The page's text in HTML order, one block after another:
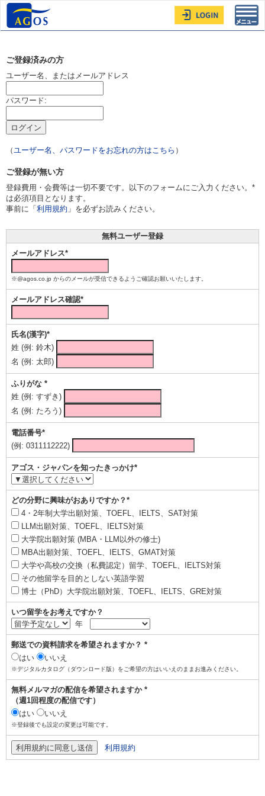
ご登録済みの方
ユーザー名、またはメールアドレス
パスワード:
（ユーザー名、パスワードをお忘れの方はこちら ）
ご登録が無い方
登録費用・会費等は一切不要です。以下のフォームにご入力ください。*
は必須項目となります。
事前に「 利用規約 」を必ずお読みください。
無料ユーザー登録
メールアドレス*
※@agos.co.jp からのメールが受信できるようご確認お願いいたします。
メールアドレス確認*
氏名(漢字)*
姓 (例: 鈴木)
名 (例: 太郎)
ふりがな *
姓 (例: すずき)
名 (例: たろう)
電話番号*
(例: 0311112222)
アゴス・ジャパンを知ったきっかけ*
どの分野に興味がおありですか？*
4・2年制大学出願対策、TOEFL、IELTS、SAT対策
LLM出願対策、TOEFL、IELTS対策
大学院出願対策 (MBA・LLM以外の修士)
MBA出願対策、TOEFL、IELTS、GMAT対策
大学や高校の交換（私費認定）留学、TOEFL、IELTS対策
その他留学を目的としない英語学習
博士（PhD）大学院出願対策、TOEFL、IELTS、GRE対策
いつ留学をお考えですか？
年
郵送での資料請求を希望されますか？ *
はい
いいえ
※デジタルカタログ（ダウンロード版）をご希望の方はいいえのままお進みください。
無料メルマガの配信を希望されますか *
（週1回程度の配信です）
はい
いいえ
※登録後でも設定の変更は可能です。
利用規約